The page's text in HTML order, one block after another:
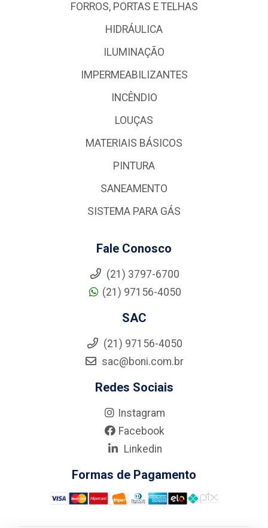
FORROS, PORTAS E TELHAS
HIDRÁULICA
ILUMINAÇÃO
IMPERMEABILIZANTES
INCÊNDIO
LOUÇAS
MATERIAIS BÁSICOS
PINTURA
SANEAMENTO
SISTEMA PARA GÁS
Fale Conosco
(21) 3797-6700
(21) 97156-4050
SAC
(21) 97156-4050
sac@boni.com.br
Redes Sociais
Instagram
Facebook
Linkedin
Formas de Pagamento